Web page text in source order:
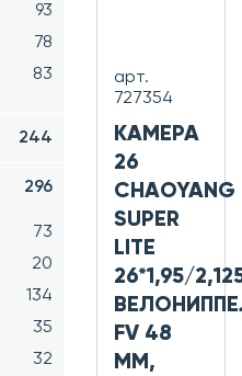
93
78
83
244
296
73
20
134
35
32
арт.
727354
КАМЕРА
26
CHAOYANG
SUPER
LITE
26*1,95/
FV 48
ММ,